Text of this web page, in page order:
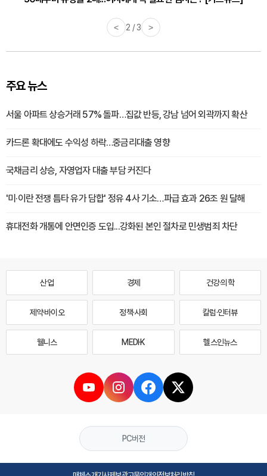
< 2 / 3 >
주요 뉴스
서울 아파트 상승거래 57% 돌파…집값 반등, 강남 넘어 외곽까지 확산
카드론 확대에도 수익성 하락…중금리대출 영향
국채금리 상승, 자영업자 대출 부담 커진다
'미·이란 전쟁 틈타 유가 담합' 정유 4사 기소…파급 효과 26조 원 달해
휴대전화 개통에 안면인증 도입...강화된 본인 절차로 민생범죄 차단
산업 경제 건강·의학
제약·바이오 정책·사회 칼럼·인터뷰
웰니스 MEDI·K 헬스인뉴스
PC버전